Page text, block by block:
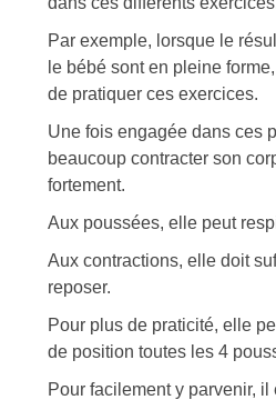
Par exemple, lorsque le
le bébé sont en pleine
de pratiquer ces exercices.
Une fois engagée dans ces
beaucoup contracter son
fortement.
Aux poussées, elle peut
Aux contractions, elle doit
reposer.
Pour plus de praticité, elle
de position toutes les 4
Pour facilement y parvenir, il